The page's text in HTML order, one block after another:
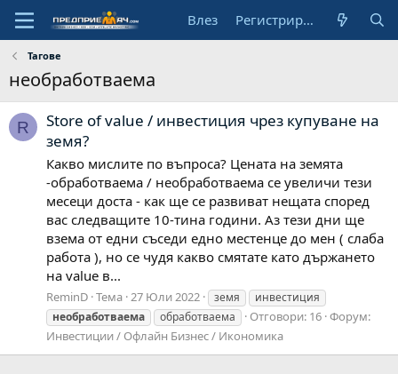
Влез Регистрирай се
Тагове
необработваема
R
Store of value / инвестиция чрез купуване на
земя?
Какво мислите по въпроса? Цената на земята
-обработваема / необработваема се увеличи тези
месеци доста - как ще се развиват нещата според
вас следващите 10-тина години. Аз тези дни ще
взема от едни съседи едно местенце до мен ( слаба
работа ), но се чудя какво смятате като държането
на value в...
ReminD Тема 27 Юли 2022 земя
инвестиция
необработваема
обработваема Отговори: 16 Форум:
Инвестиции / Офлайн Бизнес / Икономика